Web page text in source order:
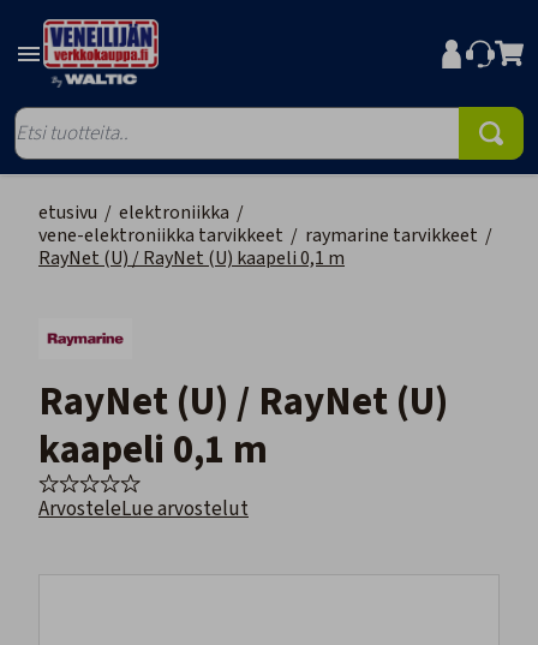
etusivu / elektroniikka /
vene-elektroniikka tarvikkeet / raymarine tarvikkeet /
RayNet (U) / RayNet (U) kaapeli 0,1 m
RayNet (U) / RayNet (U)
kaapeli 0,1 m
ArvosteleLue arvostelut